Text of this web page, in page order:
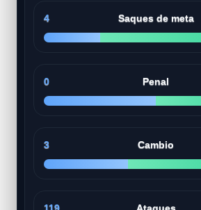
4 Saques de meta
0 Penal
3 Cambio
119 Ataques